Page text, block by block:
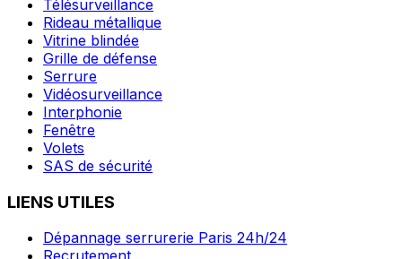
Télésurveillance
Rideau métallique
Vitrine blindée
Grille de défense
Serrure
Vidéosurveillance
Interphonie
Fenêtre
Volets
SAS de sécurité
LIENS UTILES
Dépannage serrurerie Paris 24h/24